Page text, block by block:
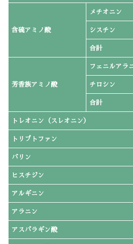
含硫アミノ酸
メチオニン
シスチン
合計
芳香族アミノ酸
フェニルアラ
チロシン
合計
トレオニン（スレオニン）
トリプトファン
バリン
ヒスチジン
アルギニン
アラニン
アスパラギン酸